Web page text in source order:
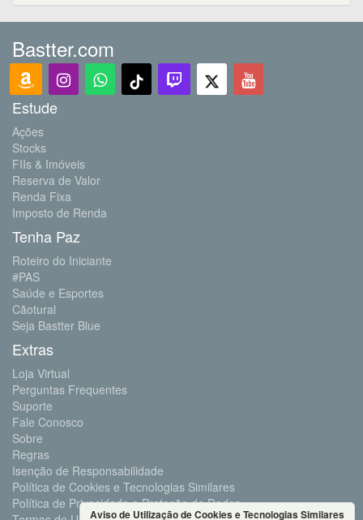
Bastter.com
Estude
Ações
Stocks
FIIs & Imóveis
Reserva de Valor
Renda Fixa
Imposto de Renda
Tenha Paz
Roteiro do Iniciante
#PAS
Saúde e Esportes
Cãotural
Seja Bastter Blue
Extras
Loja Virtual
Perguntas Frequentes
Suporte
Fale Conosco
Sobre
Regras
Isenção de Responsabilidade
Política de Cookies e Tecnologias Similares
Política de Privacidade e Proteção de Dados
Aviso de Utilização de Cookies e Tecnologias Similares